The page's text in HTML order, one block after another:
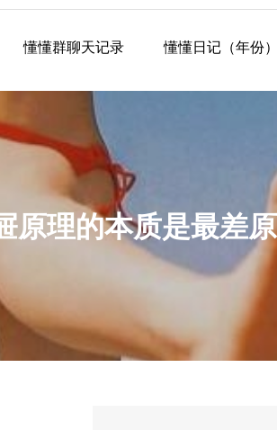
懂懂群聊天记录 懂懂日记（年份）
原理的本质是最差